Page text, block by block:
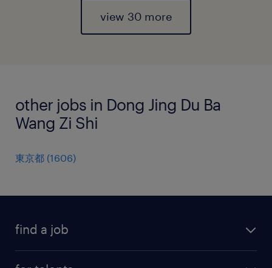
view 30 more
other jobs in Dong Jing Du Ba
Wang Zi Shi
東京都 (1606)
find a job